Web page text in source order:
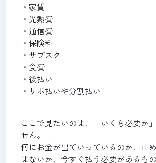
・家賃
・光熱費
・通信費
・保険料
・サブスク
・食費
・後払い
・リボ払いや分割払い
ここで見たいのは、「いくら必要か
せん。
何にお金が出ていっているのか、止
はないか、今すぐ払う必要があるも